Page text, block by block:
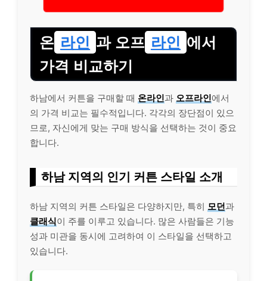
온 라인 과 오프 라인 에서
가격 비교하기
하남에서 커튼을 구매할 때 온라인과 오프라인에서
의 가격 비교는 필수적입니다. 각각의 장단점이 있으
므로, 자신에게 맞는 구매 방식을 선택하는 것이 중요
합니다.
하남 지역의 인기 커튼 스타일 소개
하남 지역의 커튼 스타일은 다양하지만, 특히 모던과
클래식이 주를 이루고 있습니다. 많은 사람들은 기능
성과 미관을 동시에 고려하여 이 스타일을 선택하고
있습니다.